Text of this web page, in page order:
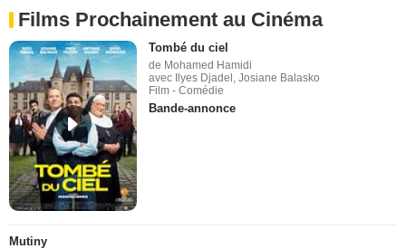
Films Prochainement au Cinéma
Tombé du ciel
de Mohamed Hamidi
avec Ilyes Djadel, Josiane Balasko
Film - Comédie
Bande-annonce
Mutiny